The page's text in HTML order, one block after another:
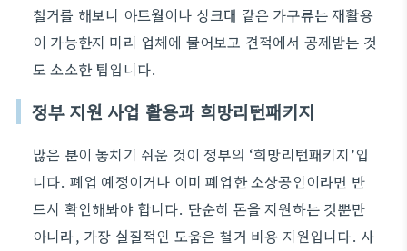
철거를 해보니 아트월이나 싱크대 같은 가구류는 재활용
이 가능한지 미리 업체에 물어보고 견적에서 공제받는 것
도 소소한 팁입니다.
정부 지원 사업 활용과 희망리턴패키지
많은 분이 놓치기 쉬운 것이 정부의 ‘희망리턴패키지’입
니다. 폐업 예정이거나 이미 폐업한 소상공인이라면 반
드시 확인해봐야 합니다. 단순히 돈을 지원하는 것뿐만
아니라, 가장 실질적인 도움은 철거 비용 지원입니다. 사